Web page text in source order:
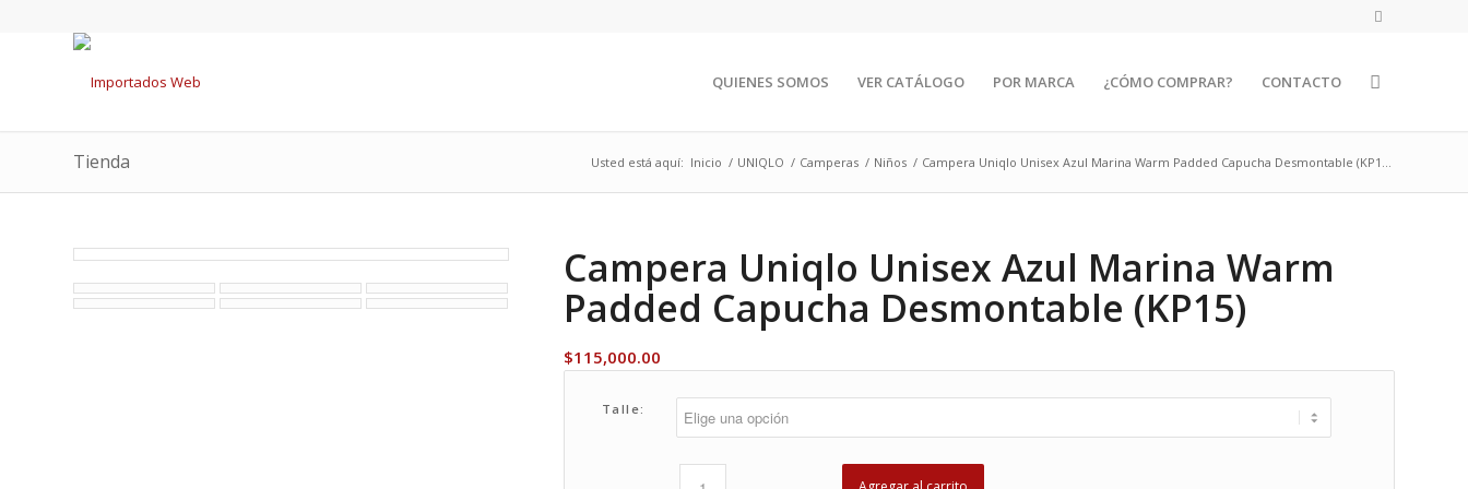
QUIENES SOMOS VER CATÁLOGO POR MARCA ¿CÓMO COMPRAR? CONTACTO
Tienda Usted está aquí: Inicio / UNIQLO / Camperas / Niños / Campera Uniqlo Unisex Azul Marina Warm Padded Capucha Desmontable (KP1...
Campera Uniqlo Unisex Azul Marina Warm
Padded Capucha Desmontable (KP15)
$115,000.00
Talle: